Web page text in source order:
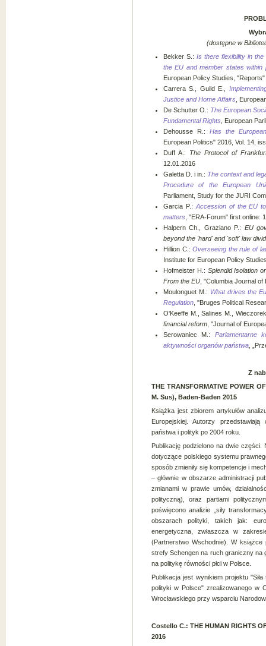
(dostępne w
Bekker S.: Is there flexibility in
the EU and member states
European Policy Studies,
Carrera S., Guild E.,
Justice and Home Affairs ,
De Schutter O.: The European
Fundamental Rights , European
Dehousse R.:Has the
European Politics" 2016, Vol. 14,
Duff A.: The Protocol of
12.01.2016
Galetta D. i in.: The context and
Procedure of the European
Parliament, Study for the JURI
Garcia P.: Accession of the EU
matters , "ERA-Forum" first online:
Halpern Ch., Graziano P.: EU
beyond the 'hard' and 'soft' law
Hillion C.:Overseeing the rule of
Institute for European Policy
Hofmeister H.: Splendid Isolation
From the EU , "Columbia Journal
Moulonguet M.: What drives the
Regulation , "Bruges Political
O'Keeffe M., Salines M.,
financial reform , "Journal of
Serowaniec M.: Parlamentarne
aktywności organów państwa ,
Z
THE TRANSFORMATIVE POWER
M. Sus), Baden-Baden 2015
Książka jest zbiorem artykułów
Europejskiej. Autorzy
państwa i polityk po 2004 roku.
Publikację podzielono na dwie
dotyczące polskiego systemu
sposób zmieniły się kompetencje i
– głównie w obszarze administracji
zmianami w prawie umów,
polityczną), oraz partiami
poświęcono analizie „siły
obszarach polityki, takich jak:
energetyczna, zwłaszcza w
(Partnerstwo Wschodnie). W książce
strefy Schengen na ruch graniczny na
na politykę równości płci w Polsce.
Publikacja jest wynikiem projektu
polityki w Polsce" zrealizowanego w
Wrocławskiego przy wsparciu
Costello C.: THE HUMAN RIGHTS
2016